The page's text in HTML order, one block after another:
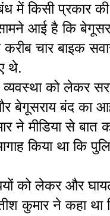
किसी प्रकार की
सामने आई है कि
चार बाइक
थे.
को लेकर
बेगूसराय बंद का
ने मीडिया से बात
किया था कि
को लेकर और
कुमार ने कहा